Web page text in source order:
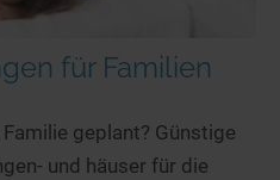
für Familien
geplant? Günstige
und häuser für die